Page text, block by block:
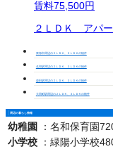
賃料75,500円
２ＬＤＫ アパー
東海市周辺の２ＬＤＫ、３ＬＤＫの物件
名和駅周辺の２ＬＤＫ、３ＬＤＫの物件
柴田駅周辺の２ＬＤＫ、３ＬＤＫの物件
大同町駅周辺の２ＬＤＫ、３ＬＤＫの物件
周辺の暮らし情報
幼稚園 ： 名和保育園
小学校
： 緑陽小学校